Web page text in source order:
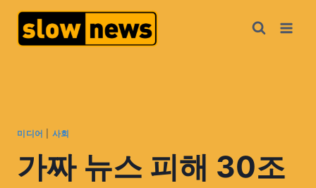
미디어 사회
가짜 뉴스 피해 30조